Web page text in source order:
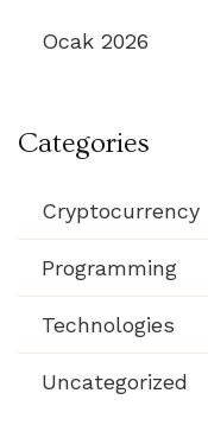
Ocak 2026
Categories
Cryptocurrency
Programming
Technologies
Uncategorized